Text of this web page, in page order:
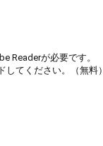
Readerが必要です。
てください。（無料）